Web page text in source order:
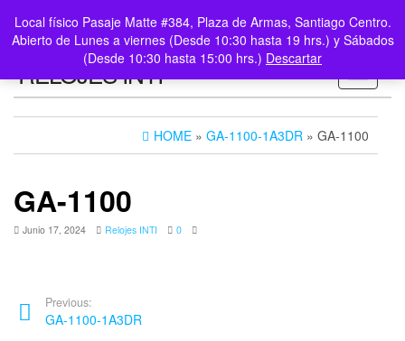
Local físico Pasaje Matte #384, Plaza de Armas, Santiago Centro.
Abierto de Lunes a viernes (Desde 10:30 hasta 19 hrs.) y Sábados
(Desde 10:30 hasta 15:00 hrs.) Descartar
LOGIN /
REGISTER
0
$0
Toggle
RELOJES INTI
HOME » GA-1100-1A3DR » GA-1100
GA-1100
Junio 17, 2024 Relojes INTI 0
Previous:
GA-1100-1A3DR